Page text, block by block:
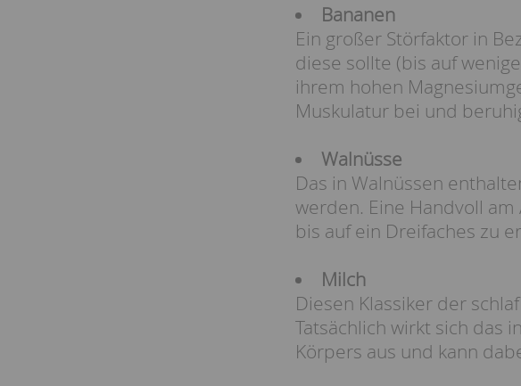
Bananen
Ein großer Störfaktor in
diese sollte (bis auf
ihrem hohen
Muskulatur bei und
Walnüsse
Das in Walnüssen
werden. Eine Handvoll
bis auf ein Dreifaches zu
Milch
Diesen Klassiker der
Tatsächlich wirkt sich das
Körpers aus und kann